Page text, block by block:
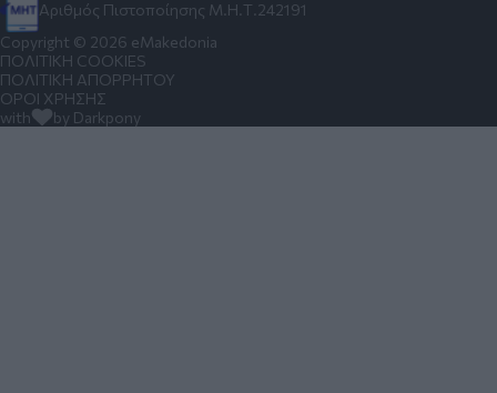
Αριθμός Πιστοποίησης Μ.Η.Τ.242191
Copyright © 2026 eMakedonia
ΠΟΛΙΤΙΚΗ COOKIES
ΠΟΛΙΤΙΚΗ ΑΠΟΡΡΗΤΟΥ
ΟΡΟΙ ΧΡΗΣΗΣ
with
by Darkpony